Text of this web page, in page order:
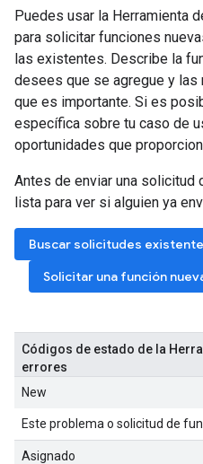
Puedes usar la Herramienta
para solicitar funciones
las existentes. Describe la
desees que se agregue y
que es importante. Si es
específica sobre tu caso de
oportunidades que
Antes de enviar una solicitud
lista para ver si alguien ya
Buscar solicitudes
Solicitar una función
Códigos de estado de la
errores
New
Este problema o solicitud de
Asignado